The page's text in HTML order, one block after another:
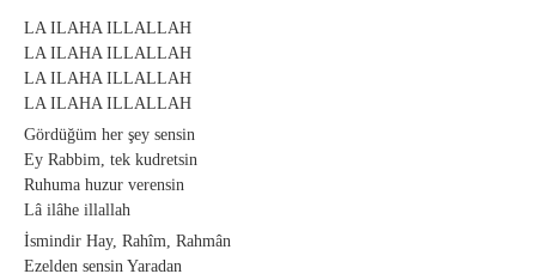
LA ILAHA ILLALLAH
LA ILAHA ILLALLAH
LA ILAHA ILLALLAH
LA ILAHA ILLALLAH
Gördüğüm her şey sensin
Ey Rabbim, tek kudretsin
Ruhuma huzur verensin
Lâ ilâhe illallah
İsmindir Hay, Rahîm, Rahmân
Ezelden sensin Yaradan